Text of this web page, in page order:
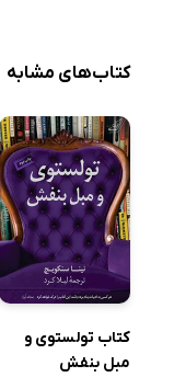
کتاب‌های مشابه
کتاب تولستوی و
مبل بنفش